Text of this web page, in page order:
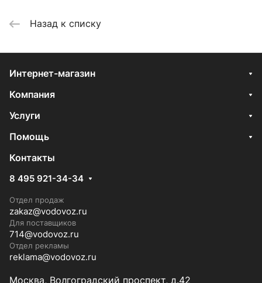
Назад к списку
Интернет-магазин
Компания
Услуги
Помощь
Контакты
8 495 921-34-34
Отдел продаж
zakaz@vodovoz.ru
Для поставщиков
714@vodovoz.ru
Отдел рекламы
reklama@vodovoz.ru
Москва, Волгоградский проспект, д.42